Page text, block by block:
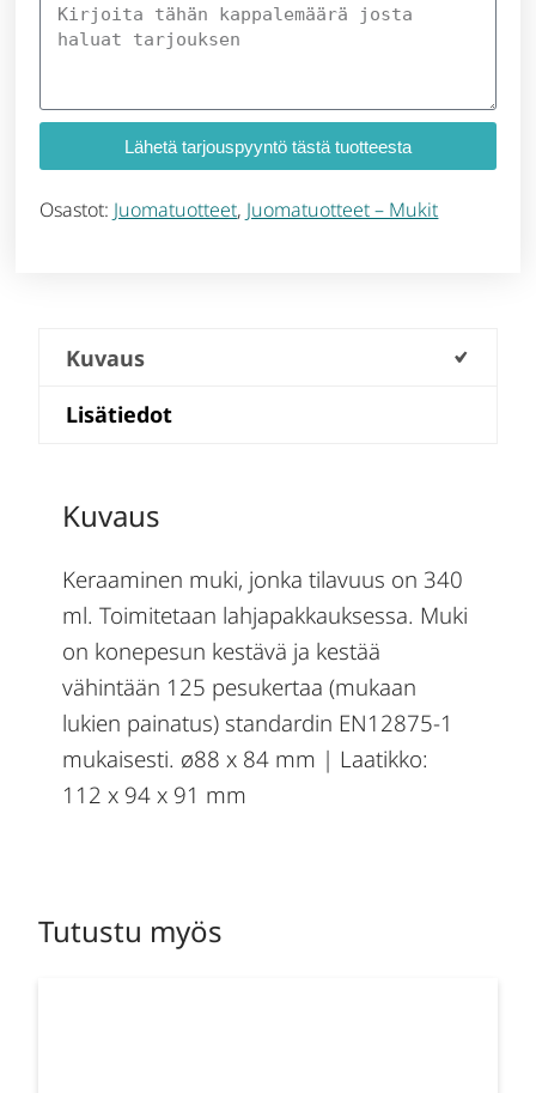
Lähetä tarjouspyyntö tästä tuotteesta
Osastot: Juomatuotteet, Juomatuotteet – Mukit
Kuvaus
Lisätiedot
Kuvaus
Keraaminen muki, jonka tilavuus on 340
ml. Toimitetaan lahjapakkauksessa. Muki
on konepesun kestävä ja kestää
vähintään 125 pesukertaa (mukaan
lukien painatus) standardin EN12875-1
mukaisesti. ø88 x 84 mm | Laatikko:
112 x 94 x 91 mm
Tutustu myös